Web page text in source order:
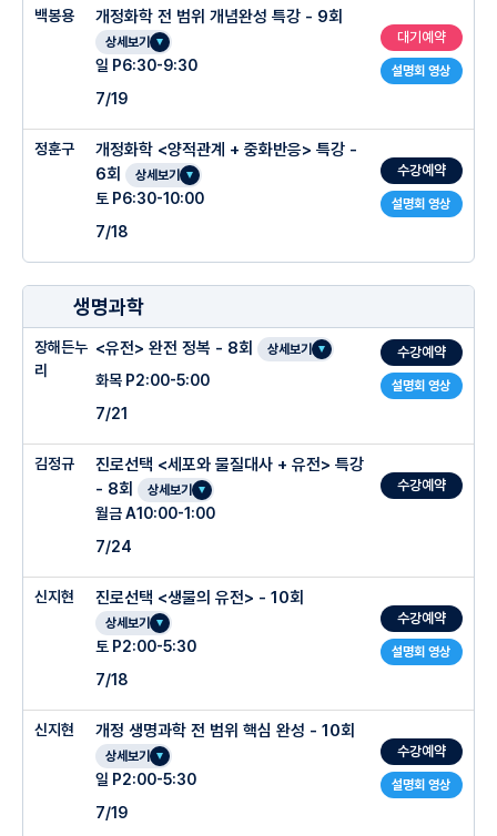
백봉용
설명회 영상
개정화학 전 범위 개념완성 특강 - 9회
상세보기
일 P6:30-9:30
7/19
대기예약
정훈구
설명회 영상
개정화학 <양적관계 + 중화반응> 특강 -
6회
상세보기
토 P6:30-10:00
7/18
수강예약
생명과학
장해든누
리
설명회 영상
<유전> 완전 정복 - 8회 상세보기
화목 P2:00-5:00
7/21
수강예약
김정규
진로선택 <세포와 물질대사 + 유전> 특강
- 8회
상세보기
월금 A10:00-1:00
7/24
수강예약
신지현
설명회 영상
진로선택 <생물의 유전> - 10회
상세보기
토 P2:00-5:30
7/18
수강예약
신지현
설명회 영상
개정 생명과학 전 범위 핵심 완성 - 10회
상세보기
일 P2:00-5:30
7/19
수강예약